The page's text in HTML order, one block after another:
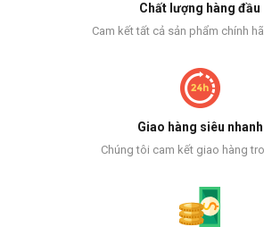
Chất lượng hàng đầu
Cam kết tất cả sản phẩm chính
Giao hàng siêu nhanh
Chúng tôi cam kết giao hàng